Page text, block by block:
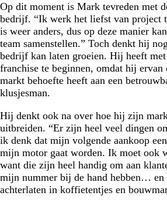
Op dit moment is Mark tevreden met
bedrijf. “Ik werk het liefst van
is weer anders, dus op deze manier
team samenstellen.” Toch denkt hij
bedrijf kan laten groeien. Hij heeft met
franchise te beginnen, omdat hij
markt behoefte heeft aan een
klusjesman.
Hij denkt ook na over hoe hij zijn
uitbreiden. “Er zijn heel veel dingen
ik denk dat mijn volgende aankoop
mijn motor gaat worden. Ik moet ook
want die zijn heel handig om aan
mijn nummer bij de hand hebben… en
achterlaten in koffietentjes en